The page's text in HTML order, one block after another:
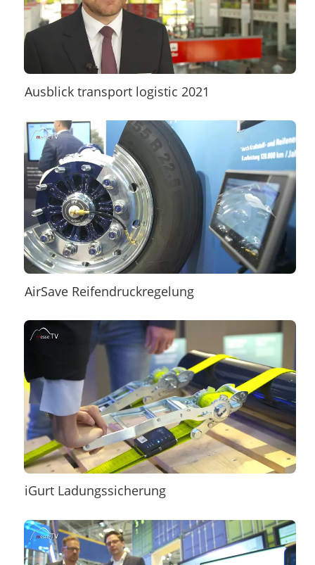
Ausblick transport logistic 2021
AirSave Reifendruckregelung
iGurt Ladungssicherung